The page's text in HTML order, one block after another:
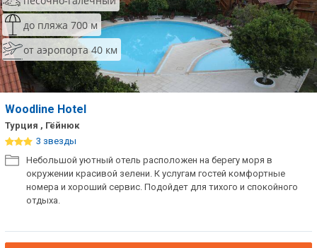
до пляжа 700 м
от аэропорта 40 км
Woodline Hotel
Турция , Гёйнюк
3 звезды
Небольшой уютный отель расположен на берегу моря в
окружении красивой зелени. К услугам гостей комфортные
номера и хороший сервис. Подойдет для тихого и спокойного
отдыха.
Лучшие отели 4* звезды
Недорогие отели 4*
звезды
Лучшие отели 3* звезды
Недорогие отели 3*
Сетевые отели Турции
Сетевые отели Египта
Сетевые отели ОАЭ